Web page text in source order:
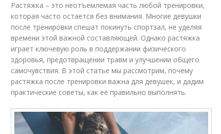
Растяжка – это неотъемлемая часть любой тренировки,
которая часто остается без внимания. Многие девушки
после тренировки спешат покинуть спортзал, не уделяя
времени этой важной составляющей. Однако растяжка
играет ключевую роль в поддержании физического
здоровья, предотвращении травм и улучшении общего
самочувствия. В этой статье мы рассмотрим, почему
растяжка после тренировки важна для девушек, и дадим
практические советы, как её правильно выполнять.